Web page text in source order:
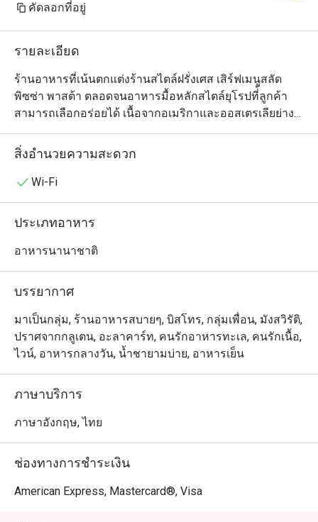
คัดลอกที่อยู่
รายละเอียด
ร้านอาหารที่เน้นตกแต่งร้านสไตล์ฝรั่งเศส เสิร์ฟเมนูสลัด
พิซซ่า พาสต้า ตลอดจนอาหารมื้อหลักสไตล์ยุโรปที่้ลูกค้า
สามารถเลือกอร่อยได้ เนื้อจากอเมริกาและออสเตรเลียย่าง
ถ่านเป็นเมนูที่พลาดไม่ได้ของที่นี่ อีกทั้งยังมีเมนูพิเศษที่ลูกค้า
สามารถแชร์กันได้ เพื่อเพิ่มบรรยากาศให้มีความสนุกกับการ
สิ่งอำนวยความสะดวก
Wi-Fi
ประเภทอาหาร
อาหารนานาชาติ
บรรยากาศ
มาเป็นกลุ่ม, ร้านอาหารสบายๆ, บิสโทร, กลุ่มเพื่อน, มังสวิรัติ,
ปราศจากกลูเตน, อะลาคาร์ท, คนรักอาหารทะเล, คนรักเนื้อ,
ไวน์, อาหารกลางวัน, น้ำชายามบ่าย, อาหารเย็น
ภาษาบริการ
ภาษาอังกฤษ, ไทย
ช่องทางการชำระเงิน
American Express, Mastercard®, Visa